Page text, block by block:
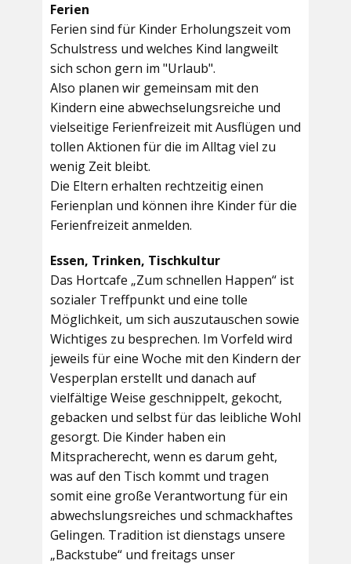
Ferien
Ferien sind für Kinder Erholungszeit vom
Schulstress und welches Kind langweilt
sich schon gern im "Urlaub".
Also planen wir gemeinsam mit den
Kindern eine abwechselungsreiche und
vielseitige Ferienfreizeit mit Ausflügen und
tollen Aktionen für die im Alltag viel zu
wenig Zeit bleibt.
Die Eltern erhalten rechtzeitig einen
Ferienplan und können ihre Kinder für die
Ferienfreizeit anmelden.
Essen, Trinken, Tischkultur
Das Hortcafe „Zum schnellen Happen“ ist
sozialer Treffpunkt und eine tolle
Möglichkeit, um sich auszutauschen sowie
Wichtiges zu besprechen. Im Vorfeld wird
jeweils für eine Woche mit den Kindern der
Vesperplan erstellt und danach auf
vielfältige Weise geschnippelt, gekocht,
gebacken und selbst für das leibliche Wohl
gesorgt. Die Kinder haben ein
Mitspracherecht, wenn es darum geht,
was auf den Tisch kommt und tragen
somit eine große Verantwortung für ein
abwechslungsreiches und schmackhaftes
Gelingen. Tradition ist dienstags unsere
„Backstube“ und freitags unser